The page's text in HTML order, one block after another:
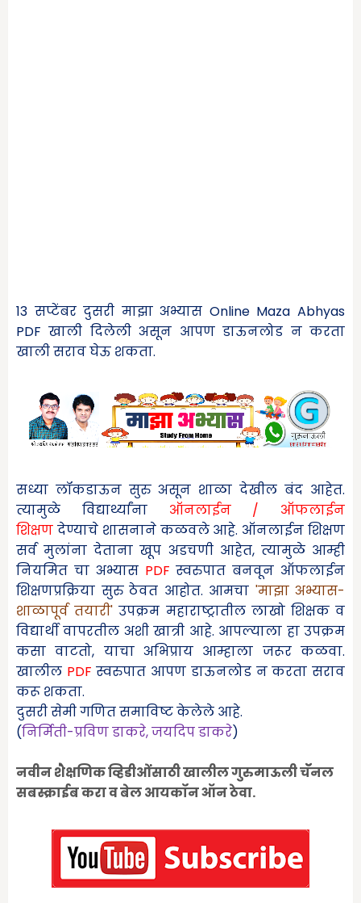
13 सप्टेंबर दुसरी माझा अभ्यास Online Maza Abhyas
PDF खाली दिलेली असून आपण डाऊनलोड न करता
खाली सराव घेऊ शकता.
सध्या लॉकडाऊन सुरु असून शाळा देखील बंद आहेत.
त्यामुळे विद्यार्थ्यांना ऑनलाईन / ऑफलाईन
शिक्षण देण्याचे शासनाने कळवले आहे. ऑनलाईन शिक्षण
सर्व मुलांना देताना खूप अडचणी आहेत, त्यामुळे आम्ही
नियमित चा अभ्यास PDF स्वरुपात बनवून ऑफलाईन
शिक्षणप्रक्रिया सुरु ठेवत आहोत. आमचा 'माझाअभ्यास-
शाळापूर्व तयारी' उपक्रम महाराष्ट्रातील लाखो शिक्षक व
विद्यार्थी वापरतील अशी खात्री आहे. आपल्याला हा उपक्रम
कसा वाटतो, याचा अभिप्राय आम्हाला जरूर कळवा.
खालील PDF स्वरुपात आपण डाऊनलोड न करता सराव
करू शकता.
दुसरी सेमी गणित समाविष्ट केलेले आहे.
(निर्मिती-प्रविण डाकरे,जयदिप डाकरे)
नवीन शैक्षणिक व्हिडीओंंसाठी खालील गुरुमाऊली चॅॅनल
सबस्क्राईब करा व बेल आयकॉन ऑन ठेवा.